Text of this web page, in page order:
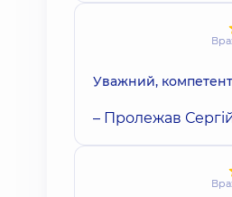
Уважний,
– Пролежав